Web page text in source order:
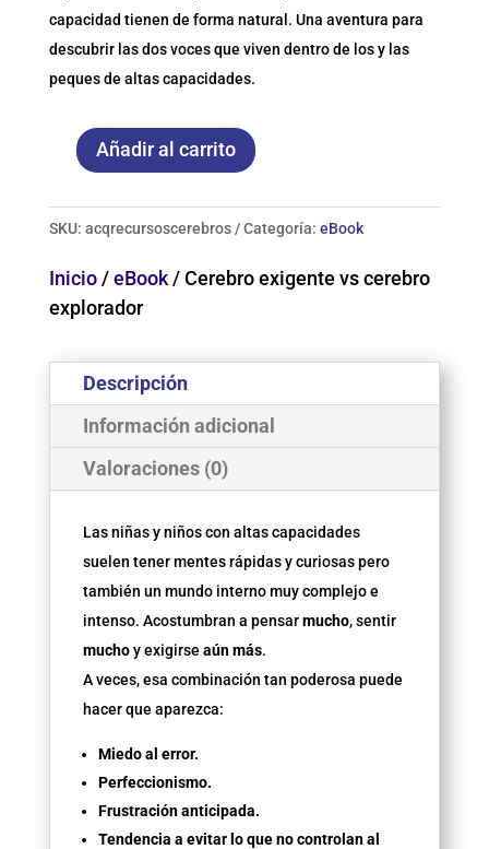
capacidad tienen de forma natural. Una aventura para
descubrir las dos voces que viven dentro de los y las
peques de altas capacidades.
Cerebro
vs
explorador
cantidad
Añadir al carrito
SKU: acqrecursoscerebros Categoría: eBook
Inicio/eBook/ Cerebro exigente vs cerebro
explorador
Descripción
Información adicional
Valoraciones (0)
Las niñas y niños con altas capacidades
suelen tener mentes rápidas y curiosas pero
también un mundo interno muy complejo e
intenso. Acostumbran a pensarmucho, sentir
muchoy exigirse aún más.
A veces, esa combinación tan poderosa puede
hacer que aparezca:
Miedo al error.
Perfeccionismo.
Frustración anticipada.
Tendencia a evitar lo que no controlan al